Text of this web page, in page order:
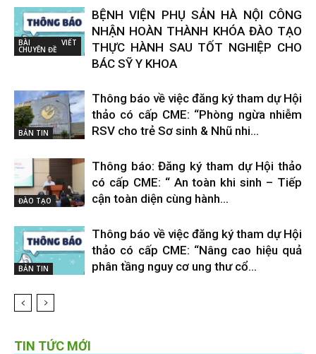
BÀI VIẾT
CHUYÊN ĐỀ
BỆNH VIỆN PHỤ SẢN HÀ NỘI CÔNG
NHẬN HOÀN THÀNH KHÓA ĐÀO TẠO
THỰC HÀNH SAU TỐT NGHIỆP CHO
BÁC SỸ Y KHOA
BẢN TIN
Thông báo về việc đăng ký tham dự Hội
thảo có cấp CME: “Phòng ngừa nhiễm
RSV cho trẻ Sơ sinh & Nhũ nhi...
ĐÀO TẠO
Thông báo: Đăng ký tham dự Hội thảo
có cấp CME: “ An toàn khi sinh – Tiếp
cận toàn diện cùng hành...
BẢN TIN
Thông báo về việc đăng ký tham dự Hội
thảo có cấp CME: “Nâng cao hiệu quả
phân tầng nguy cơ ung thư cổ...
TIN TỨC MỚI